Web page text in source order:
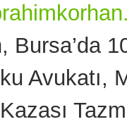
Bursa’da
Avukatı,